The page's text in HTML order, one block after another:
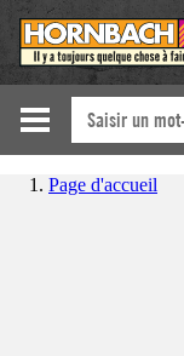
Page d'accueil